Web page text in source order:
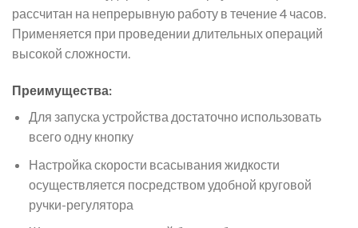
рассчитан на непрерывную работу в течение 4 часов.
Применяется при проведении длительных операций
высокой сложности.
Преимущества:
Для запуска устройства достаточно использовать
всего одну кнопку
Настройка скорости всасывания жидкости
осуществляется посредством удобной круговой
ручки-регулятора